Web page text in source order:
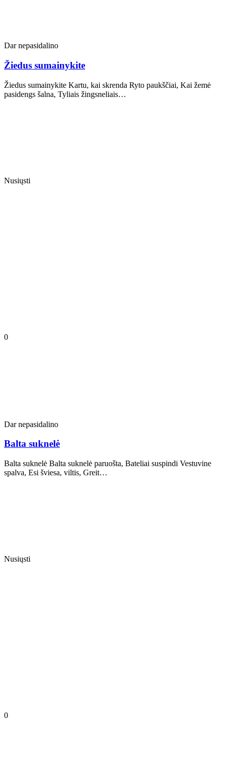
Dar nepasidalino
Žiedus sumainykite
Žiedus sumainykite Kartu, kai skrenda Ryto paukščiai, Kai žemė
pasidengs šalna, Tyliais žingsneliais…
Nusiųsti
0
Dar nepasidalino
Balta suknelė
Balta suknelė Balta suknelė paruošta, Bateliai suspindi Vestuvine
spalva, Esi šviesa, viltis, Greit…
Nusiųsti
0